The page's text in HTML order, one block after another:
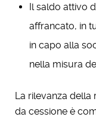
Il saldo attivo
affrancato, in
in capo alla
nella misura
La rilevanza della
da cessione è